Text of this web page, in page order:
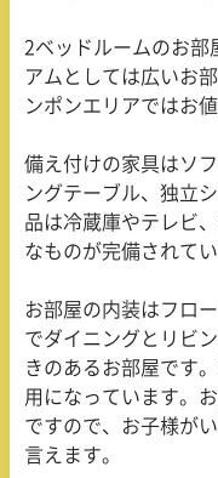
2ベッドルームのお部
アムとしては広いお
ンポンエリアではお
備え付けの家具はソ
ングテーブル、独立
品は冷蔵庫やテレビ
なものが完備されてい
お部屋の内装はフロ
でダイニングとリビ
きのあるお部屋です
用になっています。
ですので、お子様が
言えます。